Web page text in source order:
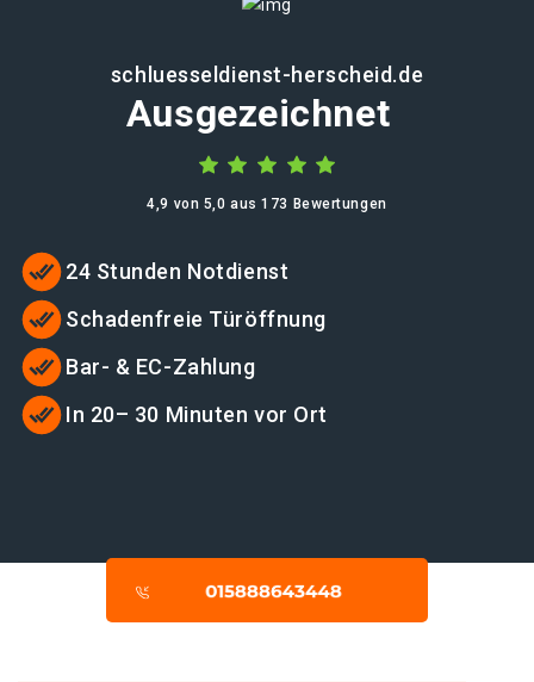
schluesseldienst-herscheid.de
Ausgezeichnet
4,9 von 5,0 aus 173 Bewertungen
24 Stunden Notdienst
Schadenfreie Türöffnung
Bar- & EC-Zahlung
In 20– 30 Minuten vor Ort